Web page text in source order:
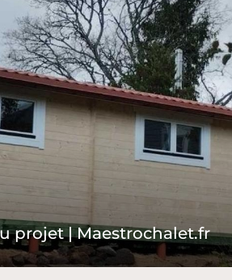
projet | Maestrochalet.fr